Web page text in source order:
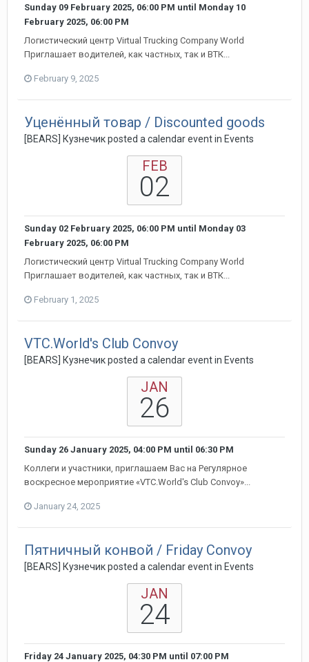
Sunday 09 February 2025, 06:00 PM until Monday 10
February 2025, 06:00 PM
Логистический центр Virtual Trucking Company World
Приглашает водителей, как частных, так и ВТК...
February 9, 2025
Уценённый товар / Discounted goods
[BEARS] Кузнечик posted a calendar event in Events
FEB
02
Sunday 02 February 2025, 06:00 PM until Monday 03
February 2025, 06:00 PM
Логистический центр Virtual Trucking Company World
Приглашает водителей, как частных, так и ВТК...
February 1, 2025
VTC.World's Club Convoy
[BEARS] Кузнечик posted a calendar event in Events
JAN
26
Sunday 26 January 2025, 04:00 PM until 06:30 PM
Коллеги и участники, приглашаем Вас на Регулярное
воскресное мероприятие «VTC.World's Club Convoy»...
January 24, 2025
Пятничный конвой / Friday Conv o y
[BEARS] Кузнечик posted a calendar event in Events
JAN
24
Friday 24 January 2025, 04:30 PM until 07:00 PM